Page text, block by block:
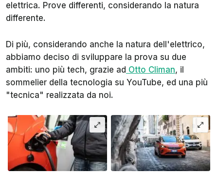
elettrica. Prove differenti, considerando la natura
differente.
Di più, considerando anche la natura dell'elettrico,
abbiamo deciso di sviluppare la prova su due
ambiti: uno più tech, grazie ad Otto Climan, il
sommelier della tecnologia su YouTube, ed una più
"tecnica" realizzata da noi.